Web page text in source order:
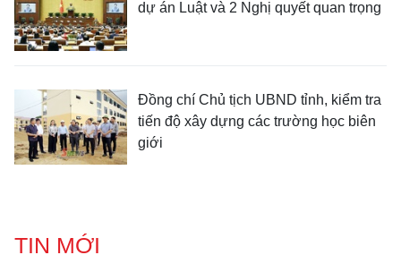
dự án Luật và 2 Nghị quyết quan trọng
Đồng chí Chủ tịch UBND tỉnh, kiểm tra
tiến độ xây dựng các trường học biên
giới
TIN MỚI